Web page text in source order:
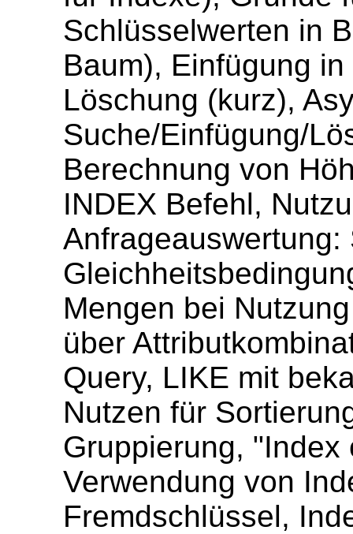
Schlüsselwerten in
Baum), Einfügung
Löschung (kurz),
Suche/Einfügung/
Berechnung von
INDEX Befehl,
Anfrageauswertung:
Mengen bei
über
Query, LIKE mit
Nutzen für
Gruppierung,
Verwendung von
Fremdschlüssel,